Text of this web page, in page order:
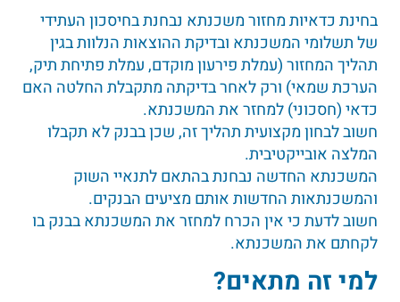
בחינת כדאיות מחזור משכנתא נבחנת בחיסכון העתידי
של תשלומי המשכנתא ובדיקת ההוצאות הנלוות בגין
תהליך המחזור (עמלת פירעון מוקדם, עמלת פתיחת תיק,
הערכת שמאי) ורק לאחר בדיקתה מתקבלת החלטה האם
כדאי (חסכוני) למחזר את המשכנתא.
חשוב לבחון מקצועית תהליך זה, שכן בבנק לא תקבלו
המלצה אובייקטיבית.
המשכנתא החדשה נבחנת בהתאם לתנאיי השוק
והמשכנתאות החדשות אותם מציעים הבנקים.
חשוב לדעת כי אין הכרח למחזר את המשכנתא בבנק בו
לקחתם את המשכנתא.
למי זה מתאים?